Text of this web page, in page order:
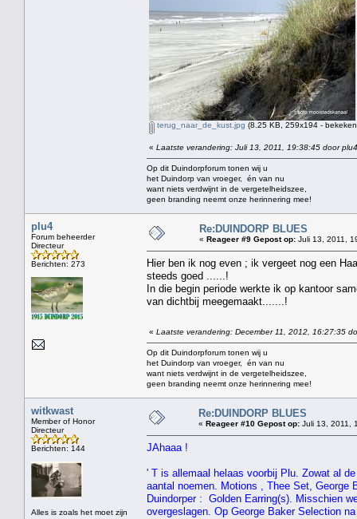
terug_naar_de_kust.jpg (8.25 KB, 259x194 -
« Laatste verandering: Juli 13, 2011, 19:38:45 door plu4
Op dit Duindorpforum tonen wij u
het Duindorp van vroeger, én van nu
want niets verdwijnt in de vergetelheidszee,
geen branding neemt onze herinnering mee!
plu4
Forum beheerder
Directeur
Berichten: 273
Re:DUINDORP BLUES
« Reageer #9 Gepost op: Juli 13, 2011,
Hier ben ik nog even ; ik vergeet nog een
steeds goed ......!
In die begin periode werkte ik op kantoor
van dichtbij meegemaakt.......!
« Laatste verandering: December 11, 2012, 16:27:35
Op dit Duindorpforum tonen wij u
het Duindorp van vroeger, én van nu
want niets verdwijnt in de vergetelheidszee,
geen branding neemt onze herinnering mee!
witkwast
Member of Honor
Directeur
Berichten: 144
Alles is zoals het moet zijn
Re:DUINDORP BLUES
« Reageer #10 Gepost op: Juli 13, 2011,
JAhaaa !
' T is allemaal helaas voorbij Plu. Zowat al
aantal noemen. Motions , Thee Set, George
Duindorper : Golden Earring(s). Misschien
overgeslagen. Op George Baker Selection